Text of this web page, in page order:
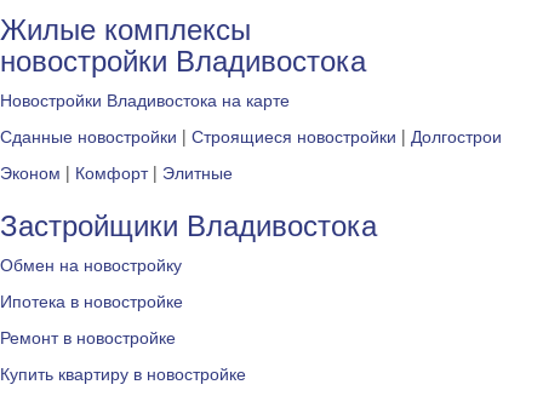
Жилые комплексы
новостройки Владивостока
Новостройки Владивостока на карте
Сданные новостройки | Строящиеся новостройки | Долгострои
Эконом | Комфорт| Элитные
Застройщики Владивостока
Обмен на новостройку
Ипотека в новостройке
Ремонт в новостройке
Купить квартиру в новостройке